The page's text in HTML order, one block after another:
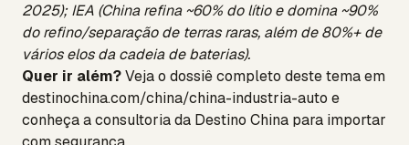
2025); IEA (China refina ~60% do lítio e domina ~90%
do refino/separação de terras raras, além de 80%+ de
vários elos da cadeia de baterias).
Quer ir além?Veja o dossiê completo deste tema em
destinochina.com/china/china-industria-auto e
conheça aconsultoria da Destino China para importar